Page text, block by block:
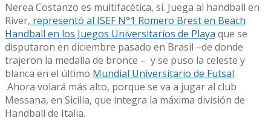
Nerea Costanzo es multifacética, sí. Juega al handball en
River, representó al ISEF N°1 Romero Brest en Beach
Handball en los Juegos Universitarios de Playa que se
disputaron en diciembre pasado en Brasil –de donde
trajeron la medalla de bronce – y se puso la celeste y
blanca en el último Mundial Universitario de Futsal.
Ahora volará más alto, porque se va a jugar al club
Messana, en Sicilia, que integra la máxima división de
Handball de Italia.